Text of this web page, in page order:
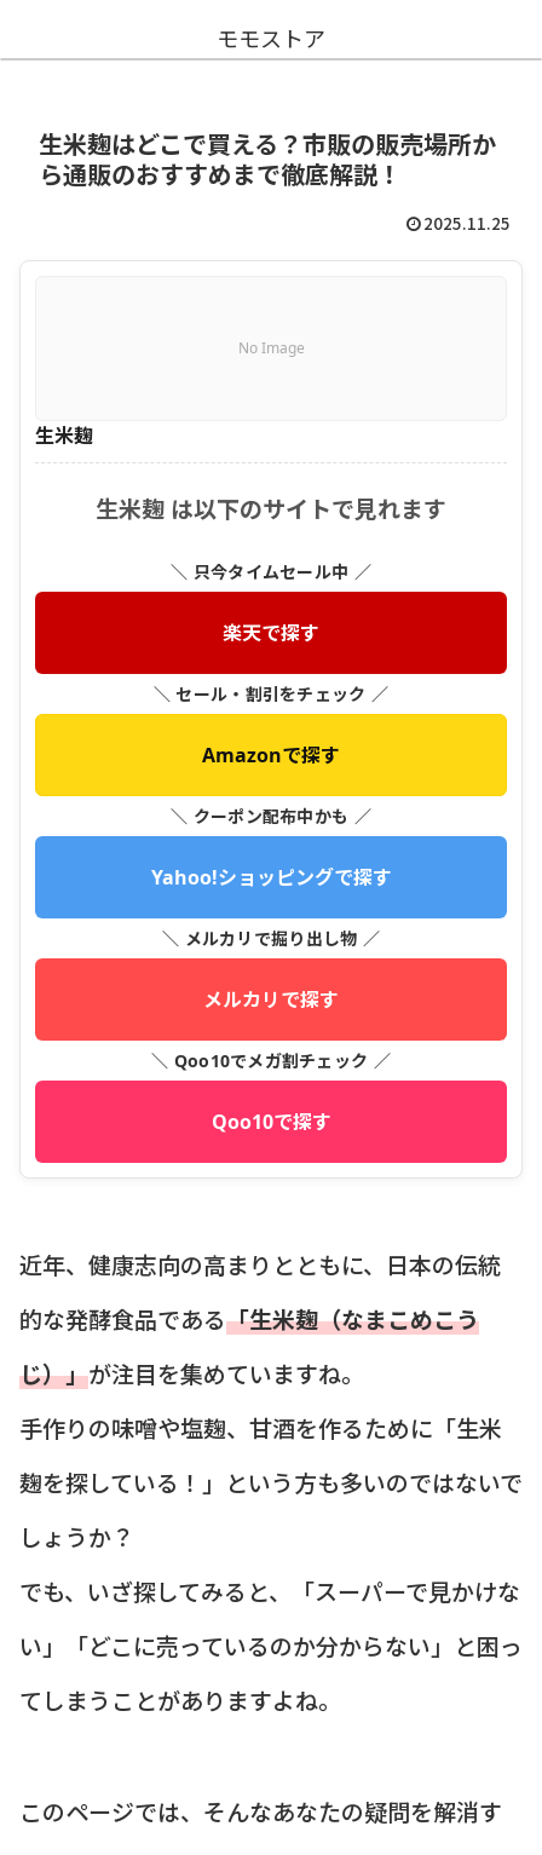
モモストア
生米麹はどこで買える？市販の販売場所か
ら通販のおすすめまで徹底解説！
2025.11.25
No Image
生米麹
生米麹 は以下のサイトで見れます
＼ 只今タイムセール中 ／
楽天で探す
＼ セール・割引をチェック ／
Amazonで探す
＼ クーポン配布中かも ／
Yahoo!ショッピングで探す
＼ メルカリで掘り出し物 ／
メルカリで探す
＼ Qoo10でメガ割チェック ／
Qoo10で探す
近年、健康志向の高まりとともに、日本の伝統
的な発酵食品である「生米麹（なまこめこう
じ）」が注目を集めていますね。
手作りの味噌や塩麹、甘酒を作るために「生米
麹を探している！」という方も多いのではないで
しょうか？
でも、いざ探してみると、「スーパーで見かけな
い」「どこに売っているのか分からない」と困っ
てしまうことがありますよね。
このページでは、そんなあなたの疑問を解消す